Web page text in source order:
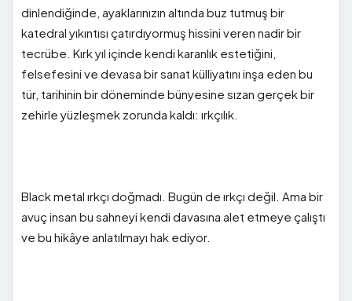
dinlendiğinde, ayaklarınızın altında buz tutmuş bir
katedral yıkıntısı çatırdıyormuş hissini veren nadir bir
tecrübe. Kırk yıl içinde kendi karanlık estetiğini,
felsefesini ve devasa bir sanat külliyatını inşa eden bu
tür, tarihinin bir döneminde bünyesine sızan gerçek bir
zehirle yüzleşmek zorunda kaldı: ırkçılık.
Black metal ırkçı doğmadı. Bugün de ırkçı değil. Ama bir
avuç insan bu sahneyi kendi davasına alet etmeye çalıştı
ve bu hikâye anlatılmayı hak ediyor.